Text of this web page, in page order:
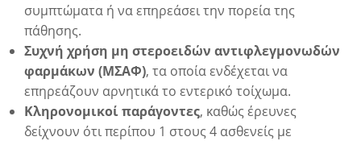
συμπτώματα ή να επηρεάσει την πορεία της
πάθησης.
Συχνή χρήση μη στεροειδών αντιφλεγμονωδών
φαρμάκων (ΜΣΑΦ), τα οποία ενδέχεται να
επηρεάζουν αρνητικά το εντερικό τοίχωμα.
Κληρονομικοί παράγοντες, καθώς έρευνες
δείχνουν ότι περίπου 1 στους 4 ασθενείς με